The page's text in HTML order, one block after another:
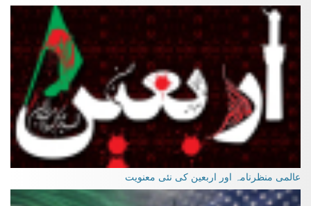
عالمی منظرنامہ اور اربعین کی نئی معنویت